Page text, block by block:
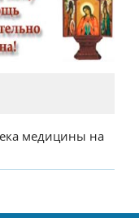
медицины на